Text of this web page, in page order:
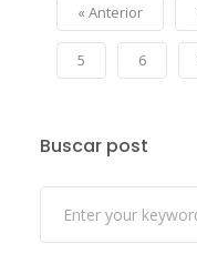
« Anterior
5 6
Buscar post